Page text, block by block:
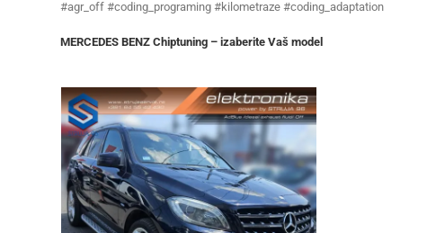
#agr_off #coding_programing #kilometraze #coding_adaptation
MERCEDES BENZ Chiptuning – izaberite Vaš model